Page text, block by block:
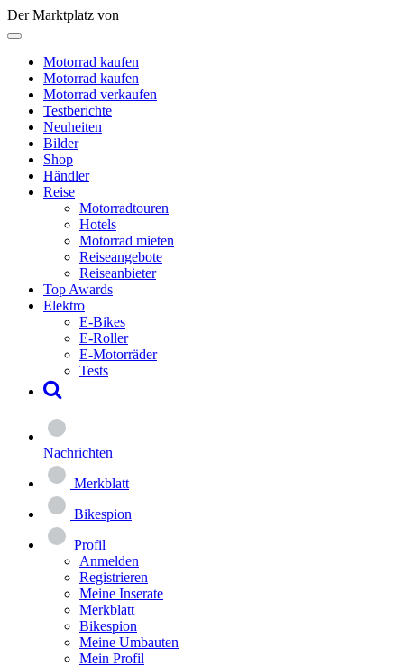
Der Marktplatz von
Motorrad kaufen
Motorrad kaufen
Motorrad verkaufen
Testberichte
Neuheiten
Bilder
Shop
Händler
Reise
Motorradtouren
Hotels
Motorrad mieten
Reiseangebote
Reiseanbieter
Top Awards
Elektro
E-Bikes
E-Roller
E-Motorräder
Tests
Nachrichten
Merkblatt
Bikespion
Profil
Anmelden
Registrieren
Meine Inserate
Merkblatt
Bikespion
Meine Umbauten
Mein Profil